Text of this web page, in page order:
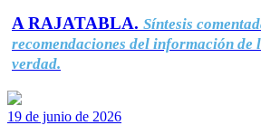
A RAJATABLA. Síntesis
recomendaciones del información de
verdad.
19 de junio de 2026